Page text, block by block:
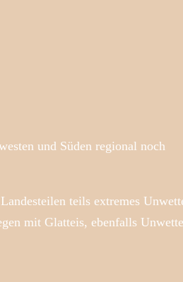
und Süden regional noch
teils extremes
mit Glatteis, ebenfalls